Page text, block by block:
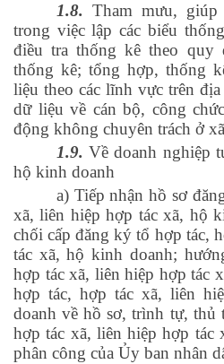
1.8. Tham mưu,
trong việc lập các biểu
điều tra thống kê theo quy
thống kê; tổng hợp, thống
liệu theo các lĩnh vực trên
dữ liệu về cán bộ, công
động không chuyên trách ở
1.9. Về doanh nghiệp
hộ kinh doanh
a) Tiếp nhận hồ sơ
xã, liên hiệp hợp tác xã, hộ
chối cấp đăng ký tổ hợp tác,
tác xã, hộ kinh doanh;
hợp tác xã, liên hiệp hợp tác
hợp tác, hợp tác xã, liên
doanh về hồ sơ, trình tự, thủ
hợp tác xã, liên hiệp hợp tác
phân công của Ủy ban nhân